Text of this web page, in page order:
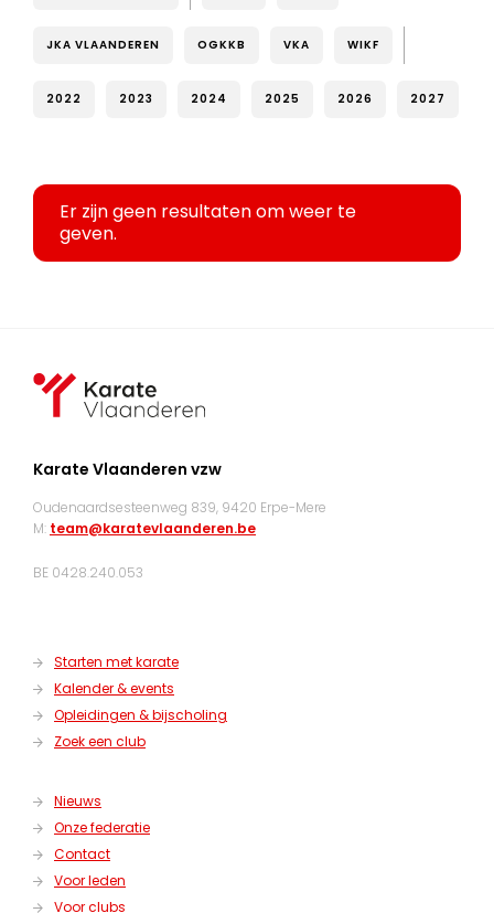
JKA VLAANDEREN OGKKB VKA WIKF
2022 2023 2024 2025 2026 2027
Er zijn geen resultaten om weer te
geven.
Karate Vlaanderen vzw
Oudenaardsesteenweg 839, 9420 Erpe-Mere
M: team@karatevlaanderen.be
BE 0428.240.053
Starten met karate
Kalender & events
Opleidingen & bijscholing
Zoek een club
Nieuws
Onze federatie
Contact
Voor leden
Voor clubs